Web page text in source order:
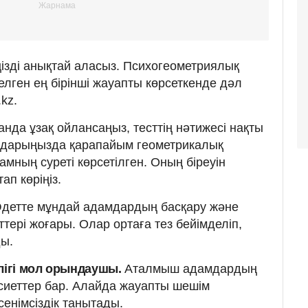
анықтай аласыз. Психогеометриялық
ең бірінші жауапты көрсеткенде дәл
ұзақ ойлансаңыз, тесттің нәтижесі нақты
қарапайым геометрикалық
суреті көрсетілген. Оның біреуін
көріңіз.
мұндай адамдардың басқару және
жоғары. Олар ортаға тез бейімделіп,
мол орындаушы.Аталмыш адамдардың
бар. Алайда жауапты шешім
танытады.